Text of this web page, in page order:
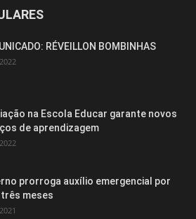
RÉVEILLON BOMBINHAS
na Escola Educar garante novos
de aprendizagem
prorroga auxílio emergencial por
três meses